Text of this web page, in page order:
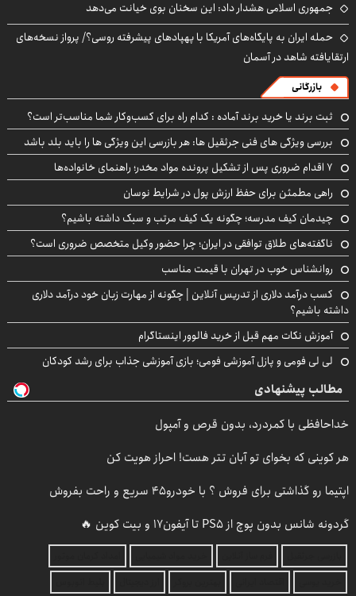
جمهوری اسلامی هشدار داد: این سخنان بوی خیانت می‌دهد
حمله ایران به پایگاه‌های آمریکا با پهپادهای پیشرفته روسی؟/ پرواز نسخه‌های
ارتقایافته شاهد در آسمان
بازرگانی
ثبت برند یا خرید برند آماده : کدام راه برای کسب‌وکار شما مناسب‌تر است؟
بررسی ویژگی های فنی جرثقیل ها: هر بازرسی این ویژگی ها را باید بلد باشد
۷ اقدام ضروری پس از تشکیل پرونده مواد مخدر؛ راهنمای خانواده‌ها
راهی مطمئن برای حفظ ارزش پول در شرایط نوسان
چیدمان کیف مدرسه؛ چگونه یک کیف مرتب و سبک داشته باشیم؟
ناگفته‌های طلاق توافقی در ایران؛ چرا حضور وکیل متخصص ضروری است؟
روانشناس خوب در تهران با قیمت مناسب
کسب درآمد دلاری از تدریس آنلاین | چگونه از مهارت زبان خود درآمد دلاری
داشته باشیم؟
آموزش نکات مهم قبل از خرید فالوور اینستاگرام
لی لی فومی و پازل آموزشی فومی؛ بازی آموزشی جذاب برای رشد کودکان
مطالب پیشنهادی
خداحافظی با کمردرد، بدون قرص و آمپول
هر کوینی که بخوای تو آبان تتر هست! احراز هویت کن
اپتیما رو گذاشتی برای فروش ؟ با خودرو45 سریع و راحت بفروش
گردونه شانس بدون پوچ از PS5 تا آیفون17 و بیت کوین 🔥